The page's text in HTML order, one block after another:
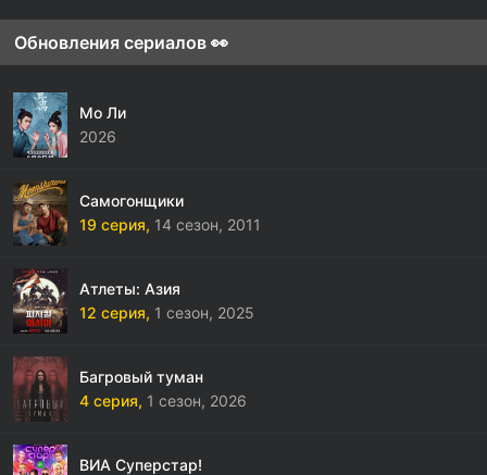
Обновления сериалов 👀
Мо Ли
2026
Самогонщики
19 серия, 14 сезон, 2011
Атлеты: Азия
12 серия, 1 сезон, 2025
Багровый туман
4 серия, 1 сезон, 2026
ВИА Суперстар!